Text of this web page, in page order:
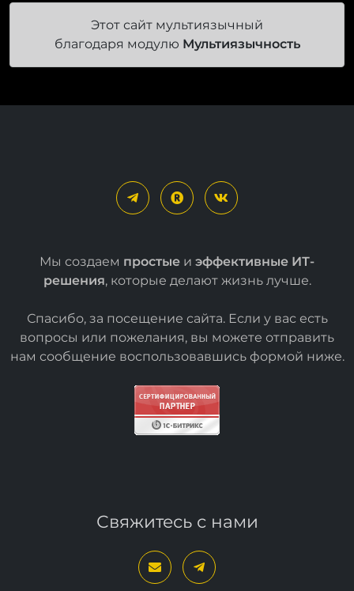
Этот сайт мультиязычный
благодаря модулю Мультиязычность
Мы создаем простые и эффективные ИТ-
решения, которые делают жизнь лучше.
Спасибо, за посещение сайта. Если у вас есть
вопросы или пожелания, вы можете отправить
нам сообщение воспользовавшись формой ниже.
Свяжитесь с нами